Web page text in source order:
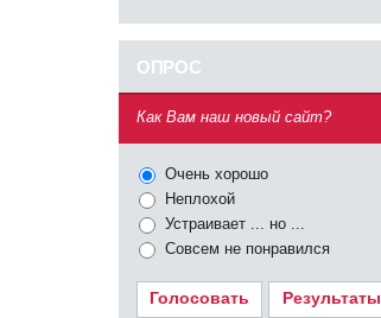
ОПРОС
Как Вам наш новый сайт?
Очень хорошо
Неплохой
Устраивает ... но ...
Совсем не понравился
Голосовать Результаты